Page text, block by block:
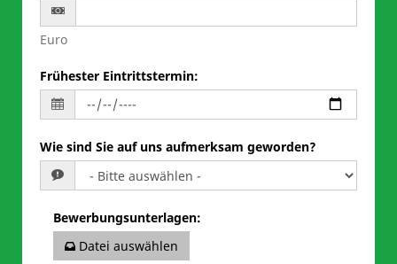
Euro
Frühester Eintrittstermin:
Wie sind Sie auf uns aufmerksam geworden?
Bewerbungsunterlagen:
Datei auswählen